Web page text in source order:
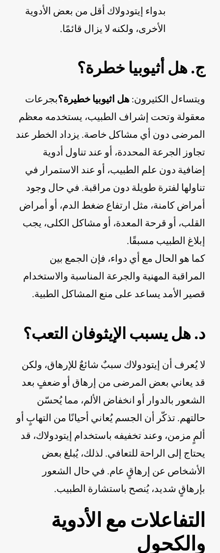
بدواء إيتودولاك أقل من بعض الأدوية
الأخرى، ولكنه لا يزال قائمًا.
ج. هل أثيوبيا خطرة؟
ويتساءل الكثيرون:هل اثيوبيا خطيرة؟بجرعات
معقولة وتحت إشراف الطبيب، يستخدمه معظم
المرضى دون أي مشاكل خاصة. يزداد الخطر عند
تجاوز الجرعة المحددة، أو عند تناول أدوية
إضافية دون علم الطبيب، أو عند الاستمرار في
تناولها لفترة طويلة دون مراقبة. في حال وجود
أمراض كامنة، مثل ارتفاع ضغط الدم، أو أمراض
القلب، أو قرحة المعدة، أو مشاكل الكلى، يجب
إبلاغ الطبيب مسبقًا.
كما هو الحال مع أي دواء، فإن الجمع بين
المراقبة المهنية والجرعة المناسبة والاستخدام
قصير الأمد يساعد على منع المشاكل الطبية.
د. هل يسبب الإيثوفان التعب؟
لا يُعرف أن إيتودولاك سببٌ شائعٌ للإرهاق، ولكن
قد يعاني بعض المرضى من إرهاق أو ضعفٍ بعد
الشعور بالدوار أو انخفاض الألم، مما يُحسّن
حالتهم. تذكّر أن الجسم يُعاني أحيانًا من التهابٍ أو
ألمٍ مزمن، وعند تخفيفه باستخدام إيتودولاك، قد
يحتاج إلى الراحة للتعافي. لذلك، يُبلغ بعض
الأشخاص عن إرهاقٍ عام. في حال الشعور
بإرهاقٍ شديد، يُنصح باستشارة الطبيب.
التفاعلات مع الأدوية
والكحول